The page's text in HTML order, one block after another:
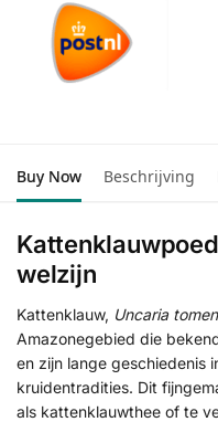
Buy Now Beschrijving
welzijn
Kattenklauw, Uncaria
Amazonegebied die
en zijn lange geschiedenis
kruidentradities. Dit
als kattenklauwthee of te